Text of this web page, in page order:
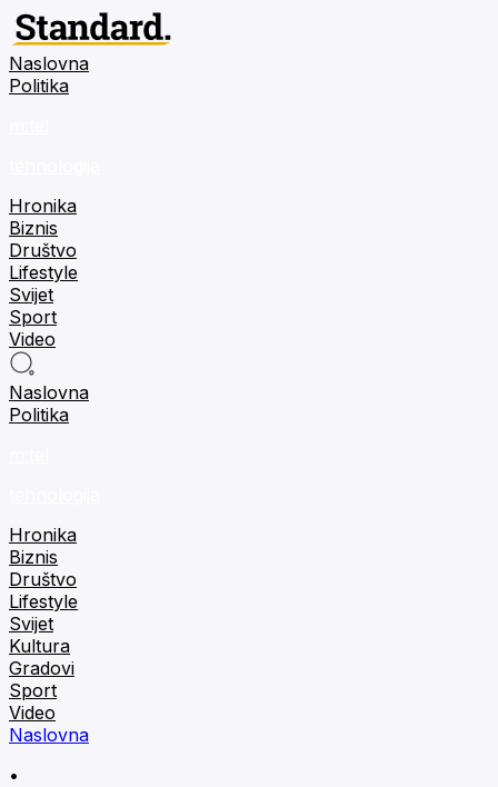
Naslovna
Politika
Hronika
Biznis
Društvo
Lifestyle
Svijet
Sport
Video
Naslovna
Politika
Hronika
Biznis
Društvo
Lifestyle
Svijet
Kultura
Gradovi
Sport
Video
Naslovna
•